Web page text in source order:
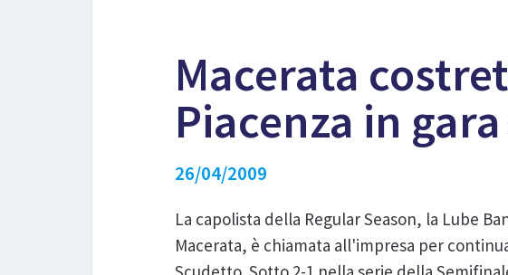
Macerata
Piacenza in
26/04/2009
La capolista della Regular Season, la Lube
Macerata, è chiamata all'impresa per